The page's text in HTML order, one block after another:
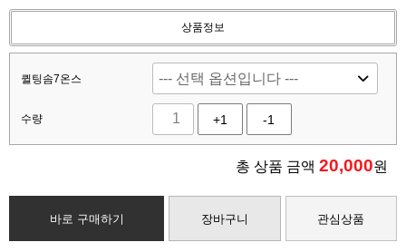
상품정보
퀼팅솜7온스
수량 +1 -1
총 상품 금액 20,000원
바로 구매하기 장바구니 관심상품